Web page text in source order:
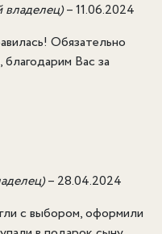
владелец)–11.06.2024
Обязательно
Вас за
– 28.04.2024
с выбором, оформили